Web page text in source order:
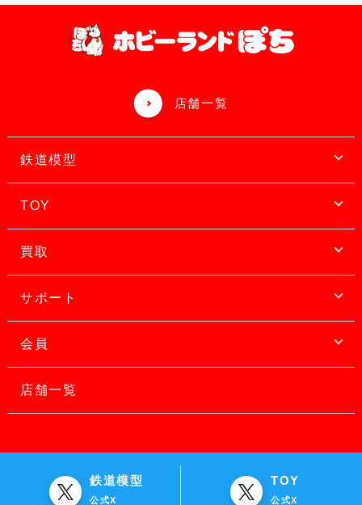
店舗一覧
鉄道模型
TOY
買取
サポート
会員
店舗一覧
鉄道模型
公式X
TOY
公式X